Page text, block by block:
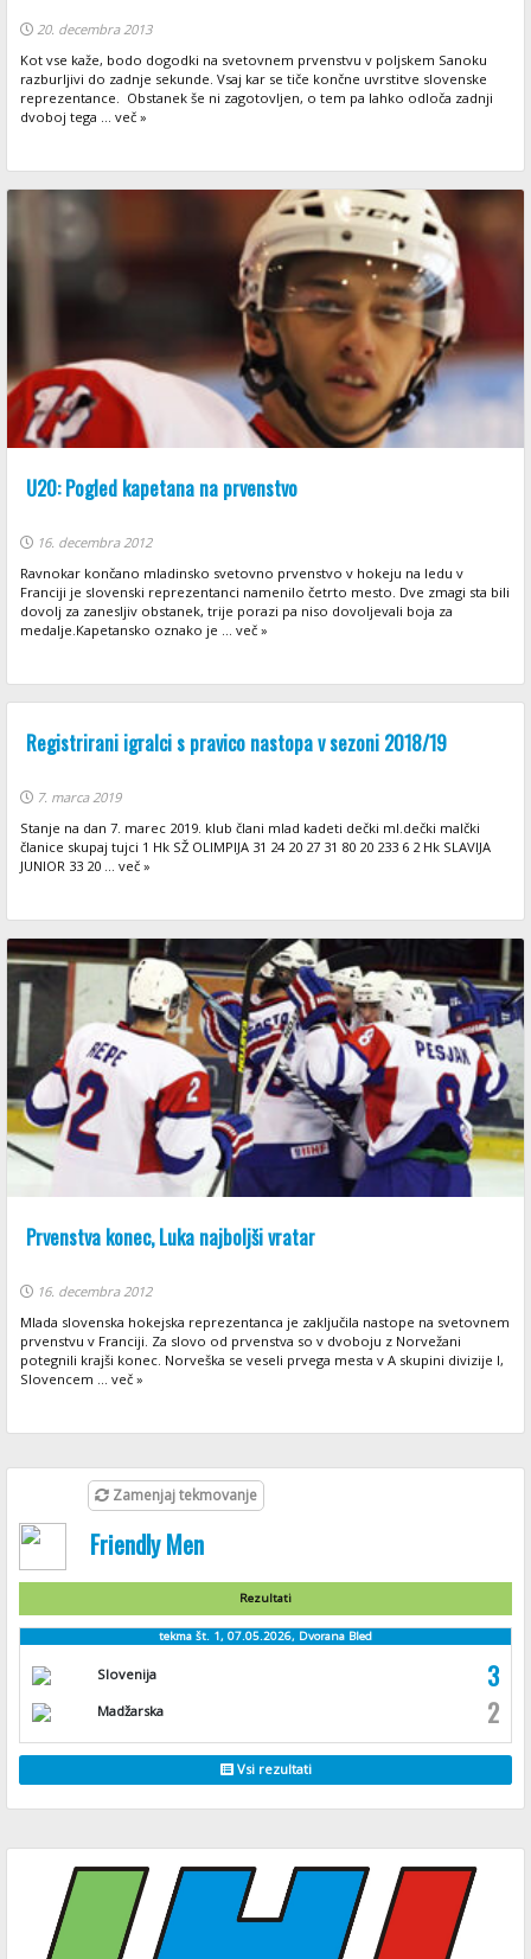
20. decembra 2013
Kot vse kaže, bodo dogodki na svetovnem prvenstvu v poljskem Sanoku
razburljivi do zadnje sekunde. Vsaj kar se tiče končne uvrstitve slovenske
reprezentance. Obstanek še ni zagotovljen, o tem pa lahko odloča zadnji
dvoboj tega ... več »
U20: Pogled kapetana na prvenstvo
16. decembra 2012
Ravnokar končano mladinsko svetovno prvenstvo v hokeju na ledu v
Franciji je slovenski reprezentanci namenilo četrto mesto. Dve zmagi sta bili
dovolj za zanesljiv obstanek, trije porazi pa niso dovoljevali boja za
medalje.Kapetansko oznako je ... več »
Registrirani igralci s pravico nastopa v sezoni 2018/19
7. marca 2019
Stanje na dan 7. marec 2019. klub člani mlad kadeti dečki ml.dečki malčki
članice skupaj tujci 1 Hk SŽ OLIMPIJA 31 24 20 27 31 80 20 233 6 2 Hk SLAVIJA
JUNIOR 33 20 ... več »
Prvenstva konec, Luka najboljši vratar
16. decembra 2012
Mlada slovenska hokejska reprezentanca je zaključila nastope na svetovnem
prvenstvu v Franciji. Za slovo od prvenstva so v dvoboju z Norvežani
potegnili krajši konec. Norveška se veseli prvega mesta v A skupini divizije I,
Slovencem ... več »
Zamenjaj tekmovanje
Friendly Men
Rezultati
tekma št. 1, 07.05.2026, Dvorana Bled
Slovenija 3
Madžarska 2
Vsi rezultati